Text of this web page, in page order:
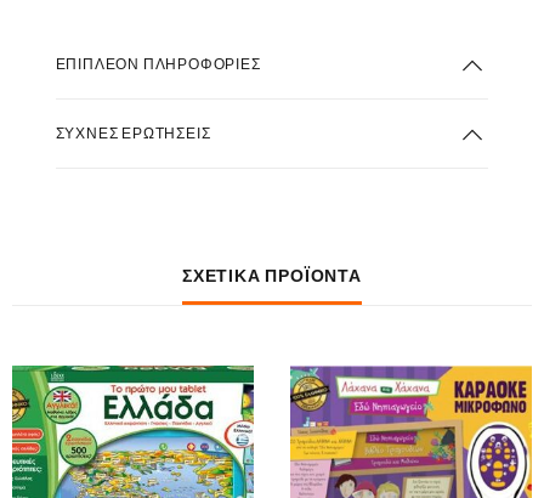
ΕΠΙΠΛΈΟΝ ΠΛΗΡΟΦΟΡΊΕΣ
ΣΥΧΝΈΣ ΕΡΩΤΉΣΕΙΣ
ΣΧΕΤΙΚΆ ΠΡΟΪΌΝΤΑ